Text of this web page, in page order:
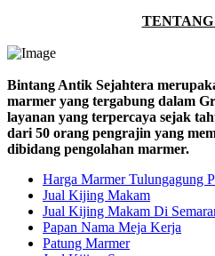
Bintang Antik Sejahtera
marmer yang tergabung dalam
layanan yang terpercaya sejak
dari 50 orang pengrajin yang
dibidang pengolahan marmer.
Harga Marmer Tulungagung
Jual Kijing Makam
Jual Kijing Makam Di
Papan Nama Meja Kerja
Patung Marmer